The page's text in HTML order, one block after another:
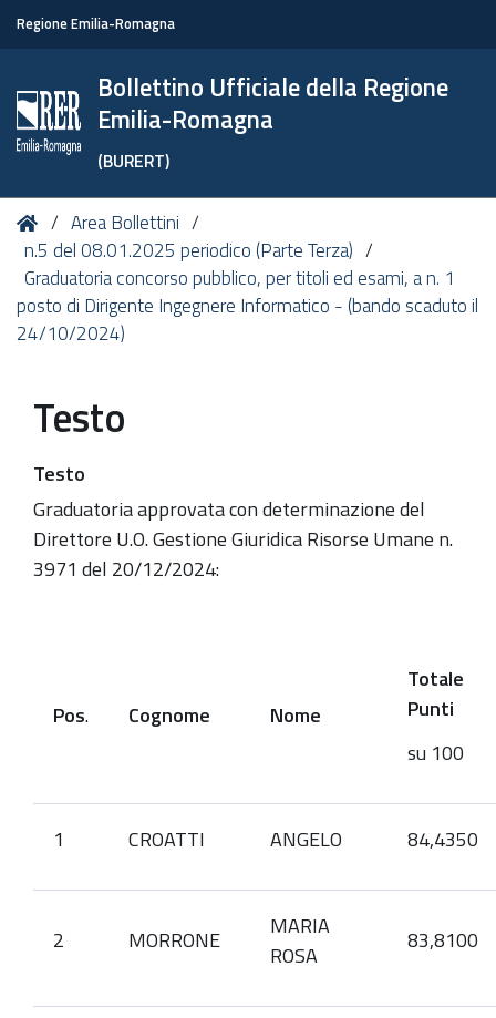
Regione Emilia-Romagna
Bollettino Ufficiale della Regione
Emilia-Romagna
(BURERT)
Tu
sei
qui:
HomeArea Bollettini
n.5 del 08.01.2025 periodico (Parte Terza)
Graduatoria concorso pubblico, per titoli ed esami, a n. 1
posto di Dirigente Ingegnere Informatico - (bando scaduto il
24/10/2024)
Testo
Testo
Graduatoria approvata con determinazione del
Direttore U.O. Gestione Giuridica Risorse Umane n.
3971 del 20/12/2024:
Pos. Cognome Nome
Totale
Punti
su 100
1 CROATTI ANGELO 84,4350
2 MORRONE
MARIA
ROSA
83,8100